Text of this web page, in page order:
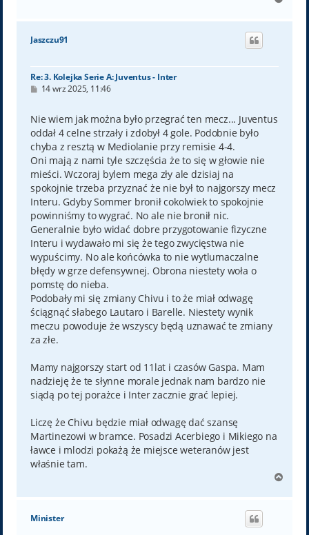
g
Jaszczu91
Re: 3. Kolejka Serie A: Juventus - Inter
P
t
14 wrz 2025, 11:46
Nie wiem jak można było przegrać ten mecz... Juventus
oddał 4 celne strzały i zdobył 4 gole. Podobnie było
chyba z resztą w Mediolanie przy remisie 4-4.
Oni mają z nami tyle szczęścia że to się w głowie nie
mieści. Wczoraj bylem mega zły ale dzisiaj na
spokojnie trzeba przyznać że nie był to najgorszy mecz
Interu. Gdyby Sommer bronił cokolwiek to spokojnie
powinniśmy to wygrać. No ale nie bronił nic.
Generalnie było widać dobre przygotowanie fizyczne
Interu i wydawało mi się że tego zwycięstwa nie
wypuścimy. No ale końcówka to nie wytlumaczalne
błędy w grze defensywnej. Obrona niestety woła o
pomstę do nieba.
Podobały mi się zmiany Chivu i to że miał odwagę
ściągnąć słabego Lautaro i Barelle. Niestety wynik
meczu powoduje że wszyscy będą uznawać te zmiany
za złe.
Mamy najgorszy start od 11lat i czasów Gaspa. Mam
nadzieję że te słynne morale jednak nam bardzo nie
siądą po tej porażce i Inter zacznie grać lepiej.
Liczę że Chivu będzie miał odwagę dać szansę
Martinezowi w bramce. Posadzi Acerbiego i Mikiego na
ławce i mlodzi pokażą że miejsce weteranów jest
właśnie tam.
g
Minister